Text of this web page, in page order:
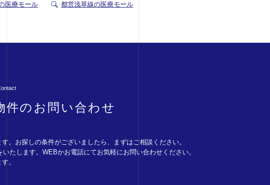
医療モール 都営浅草線の医療モール
件のお問い合わせ
。お探しの条件がございましたら、まずはご相談ください。
たします。WEBかお電話にてお気軽にお問い合わせください。
。